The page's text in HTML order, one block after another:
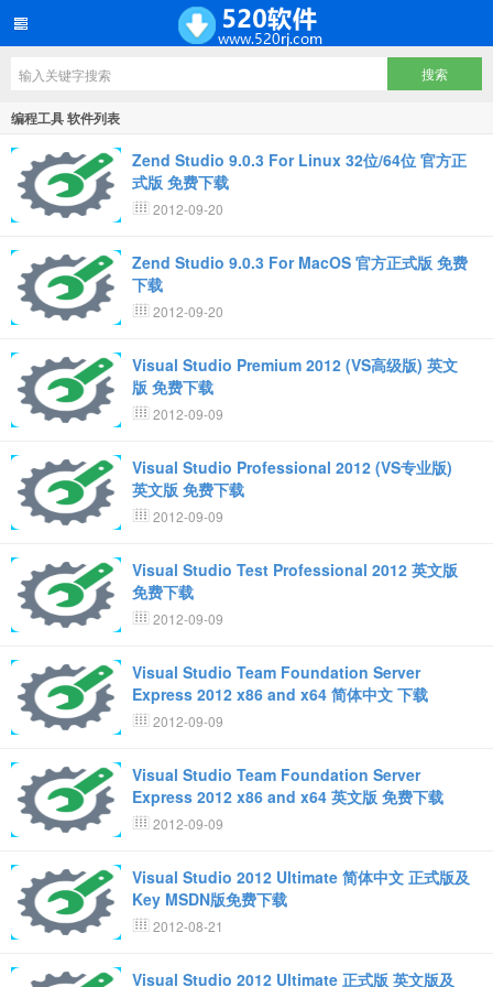
编程工具 软件列表
Zend Studio 9.0.3 For Linux 32位/64位 官方正
式版 免费下载
2012-09-20
Zend Studio 9.0.3 For MacOS 官方正式版 免费
下载
2012-09-20
Visual Studio Premium 2012 (VS高级版) 英文
版 免费下载
2012-09-09
Visual Studio Professional 2012 (VS专业版)
英文版 免费下载
2012-09-09
Visual Studio Test Professional 2012 英文版
免费下载
2012-09-09
Visual Studio Team Foundation Server
Express 2012 x86 and x64 简体中文 下载
2012-09-09
Visual Studio Team Foundation Server
Express 2012 x86 and x64 英文版 免费下载
2012-09-09
Visual Studio 2012 Ultimate 简体中文 正式版及
Key MSDN版免费下载
2012-08-21
Visual Studio 2012 Ultimate 正式版 英文版及